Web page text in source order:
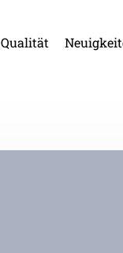
Qualität